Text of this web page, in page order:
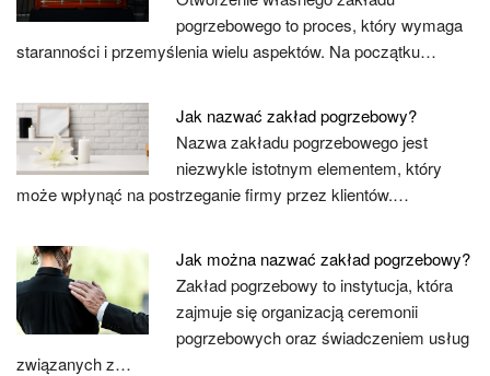
pogrzebowego to proces, który wymaga
staranności i przemyślenia wielu aspektów. Na początku…
Jak nazwać zakład pogrzebowy?
Nazwa zakładu pogrzebowego jest
niezwykle istotnym elementem, który
może wpłynąć na postrzeganie firmy przez klientów.…
Jak można nazwać zakład pogrzebowy?
Zakład pogrzebowy to instytucja, która
zajmuje się organizacją ceremonii
pogrzebowych oraz świadczeniem usług
związanych z…